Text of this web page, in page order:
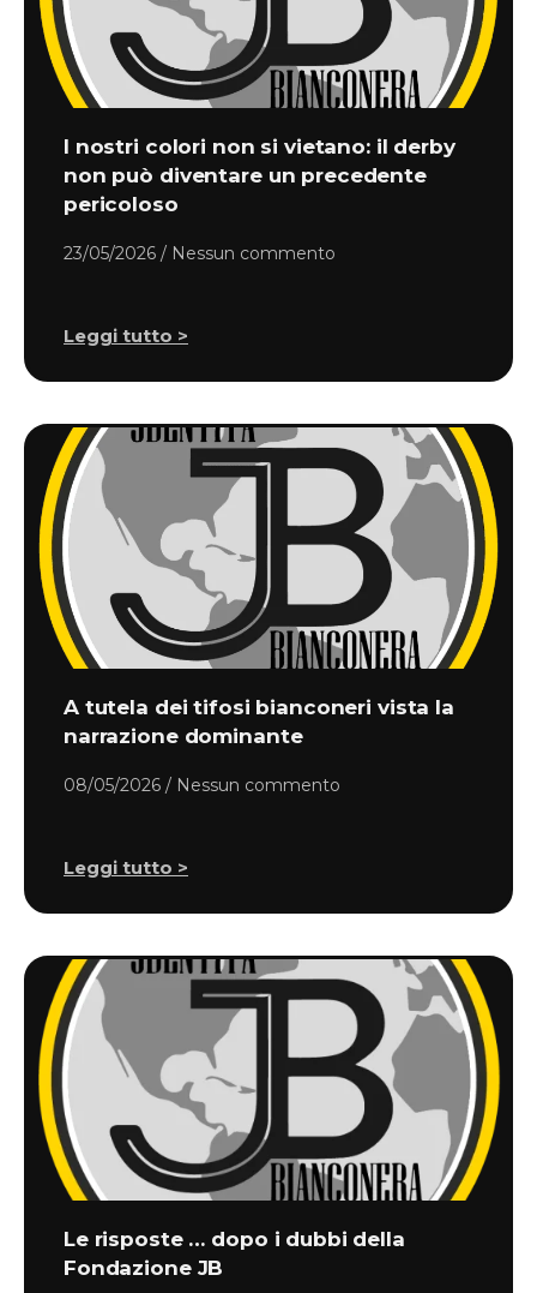
I nostri colori non si vietano: il derby
non può diventare un precedente
pericoloso
23/05/2026 Nessun commento
Leggi tutto >
A tutela dei tifosi bianconeri vista la
narrazione dominante
08/05/2026 Nessun commento
Leggi tutto >
Le risposte … dopo i dubbi della
Fondazione JB